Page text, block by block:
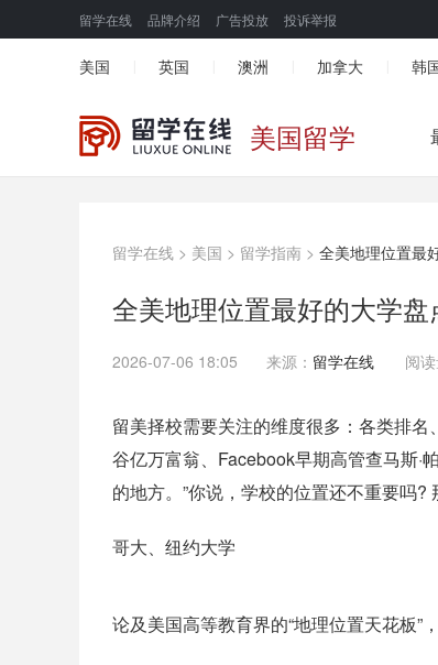
留学在线 品牌介绍 广告投放 投诉举报
美国 英国 澳洲 加拿大 韩
美国留学
留学在线 > 美国 > 留学指南 > 全美地理位置最
全美地理位置最好的大学盘
2026-07-06 18:05 来源： 留学在线 阅读
留美择校需要关注的维度很多：各类排
谷亿万富翁、Facebook早期高管查马斯·
的地方。”你说，学校的位置还不重要吗
哥大、纽约大学
论及美国高等教育界的“地理位置天花板”